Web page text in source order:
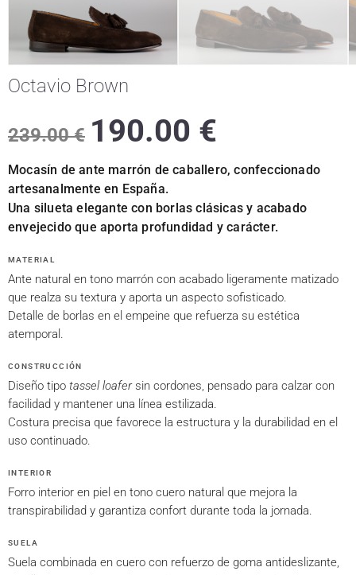
Octavio Brown
239.00€ 190.00 €
Mocasín de ante marrón de caballero, confeccionado
artesanalmente en España.
Una silueta elegante con borlas clásicas y acabado
envejecido que aporta profundidad y carácter.
MATERIAL
Ante natural en tono marrón con acabado ligeramente matizado
que realza su textura y aporta un aspecto sofisticado.
Detalle de borlas en el empeine que refuerza su estética
atemporal.
CONSTRUCCIÓN
Diseño tipo tassel loafersin cordones, pensado para calzar con
facilidad y mantener una línea estilizada.
Costura precisa que favorece la estructura y la durabilidad en el
uso continuado.
INTERIOR
Forro interior en piel en tono cuero natural que mejora la
transpirabilidad y garantiza confort durante toda la jornada.
SUELA
Suela combinada en cuero con refuerzo de goma antideslizante,